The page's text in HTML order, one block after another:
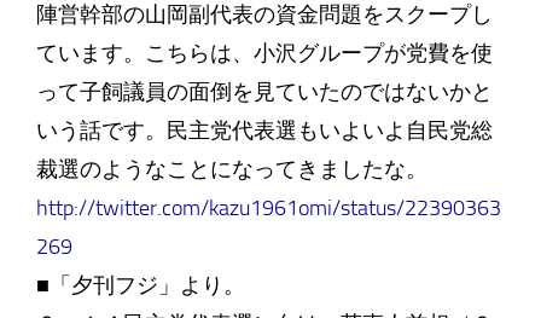
陣営幹部の山岡副代表の資金問題をスクープし
ています。こちらは、小沢グループが党費を使
って子飼議員の面倒を見ていたのではないかと
いう話です。民主党代表選もいよいよ自民党総
裁選のようなことになってきましたな。
http://twitter.com/kazu1961omi/status/22390363
269
■「夕刊フジ」より。